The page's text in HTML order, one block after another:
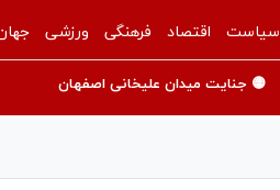
سیاست اقتصاد فرهنگی ورزشی
🟡 جنایت میدان علیخانی اصفهان